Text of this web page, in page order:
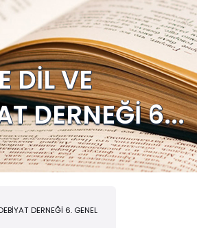
DİL VE
DERNEĞİ 6...
DERNEĞİ 6. GENEL